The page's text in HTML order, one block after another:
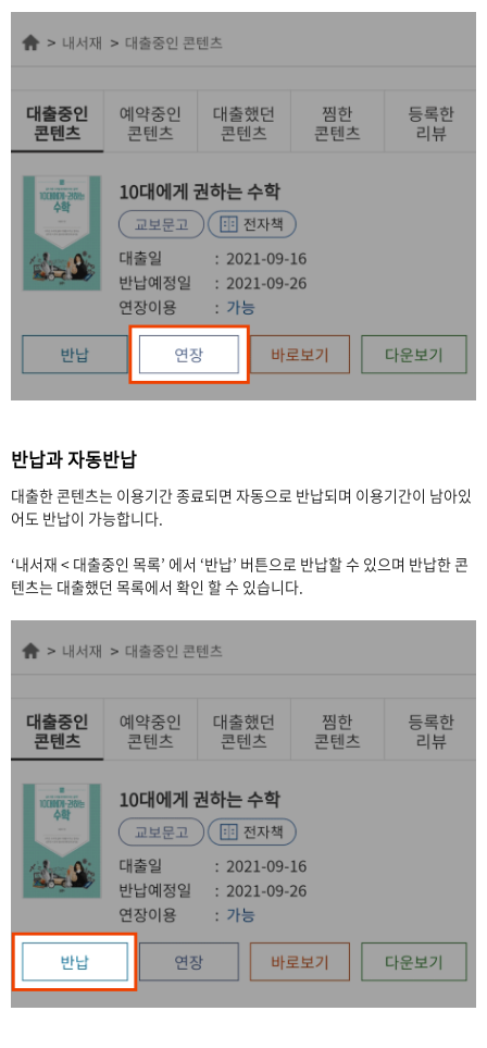
반납과 자동반납
대출한 콘텐츠는 이용기간 종료되면 자동으로 반납되며 이용기간이 남아있
어도 반납이 가능합니다.
‘내서재 < 대출중인 목록’ 에서 ‘반납’ 버튼으로 반납할 수 있으며 반납한 콘
텐츠는 대출했던 목록에서 확인 할 수 있습니다.